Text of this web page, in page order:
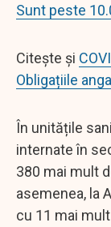
Sunt peste
Citește și
Obligațiile
În unitățile
internate în
380 mai mult
asemenea, la
cu 11 mai